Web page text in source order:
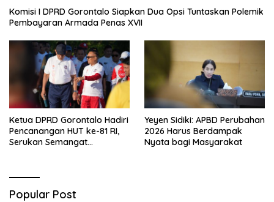
Komisi I DPRD Gorontalo Siapkan Dua Opsi Tuntaskan Polemik
Pembayaran Armada Penas XVII
Ketua DPRD Gorontalo Hadiri
Pencanangan HUT ke-81 RI,
Serukan Semangat
Yeyen Sidiki: APBD Perubahan
2026 Harus Berdampak
Nyata bagi Masyarakat
Popular Post